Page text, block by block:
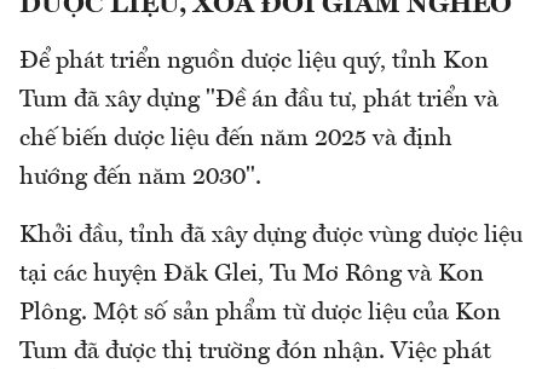
Để phát triển nguồn dược liệu quý, tỉnh Kon
Tum đã xây dựng "Đề án đầu tư, phát triển và
chế biến dược liệu đến năm 2025 và định
hướng đến năm 2030".
Khởi đầu, tỉnh đã xây dựng được vùng dược liệu
tại các huyện Đăk Glei, Tu Mơ Rông và Kon
Plông. Một số sản phẩm từ dược liệu của Kon
Tum đã được thị trường đón nhận. Việc phát